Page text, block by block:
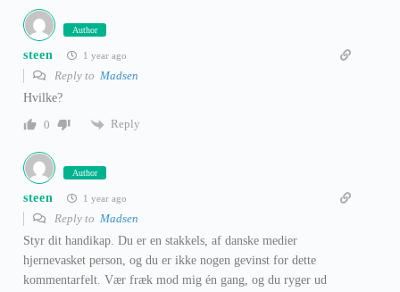
Author
steen 1 year ago
Reply to Madsen
Hvilke?
0
Reply
Author
steen 1 year ago
Reply to Madsen
Styr dit handikap. Du er en stakkels, af danske medier
hjernevasket person, og du er ikke nogen gevinst for dette
kommentarfelt. Vær fræk mod mig én gang, og du ryger ud